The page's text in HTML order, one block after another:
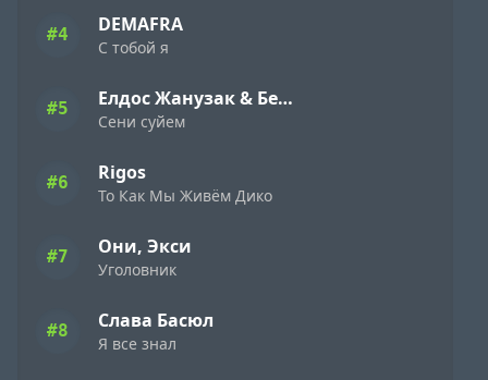
#4 DEMAFRA
С тобой я
#5 Елдос Жанузак & Бейбарыс Садык
Сени суйем
#6 Rigos
То Как Мы Живём Дико
#7 Они, Экси
Уголовник
#8 Слава Басюл
Я все знал